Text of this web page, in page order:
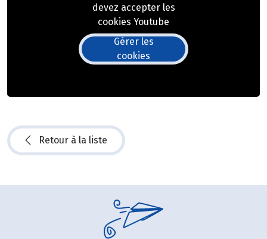
devez accepter les
cookies Youtube
Gérer les
cookies
Retour à la liste